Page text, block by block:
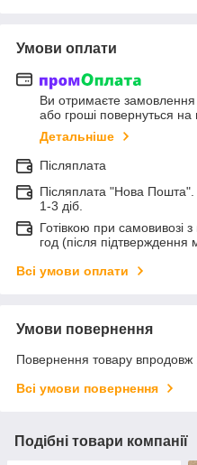
Умови оплати
Ви отримаєте замовлення
або гроші повернуться на
Детальніше
Післяплата
Післяплата "Нова
1-3 діб.
Готівкою при самовивозі
год (після
Всі умови оплати
Умови повернення
Повернення товару впродовж
Всі умови повернення
Подібні товари компанії